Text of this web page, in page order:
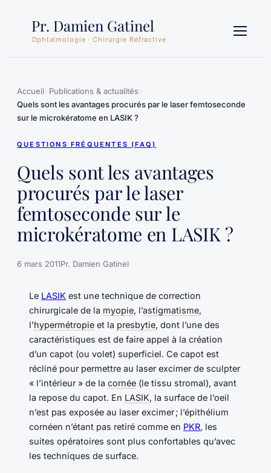
contenu
Pr. Damien Gatinel
Ophtalmologie · Chirurgie Réfractive
Accueil Publications & actualités
Quels sont les avantages procurés par le laser femtoseconde
sur le microkératome en LASIK ?
QUESTIONS FRÉQUENTES (FAQ)
Quels sont les avantages
procurés par le laser
femtoseconde sur le
microkératome en LASIK ?
6 mars 2011Pr. Damien Gatinel
Le LASIK est une technique de correction
chirurgicale de la myopie, l’astigmatisme,
l’hypermétropie et la presbytie, dont l’une des
caractéristiques est de faire appel à la création
d’un capot (ou volet) superficiel. Ce capot est
récliné pour permettre au laser excimer de sculpter
« l’intérieur » de la cornée (le tissu stromal), avant
la repose du capot. En LASIK, la surface de l’oeil
n’est pas exposée au laser excimer ; l’épithélium
cornéen n’étant pas retiré comme en PKR, les
suites opératoires sont plus confortables qu’avec
les techniques de surface.